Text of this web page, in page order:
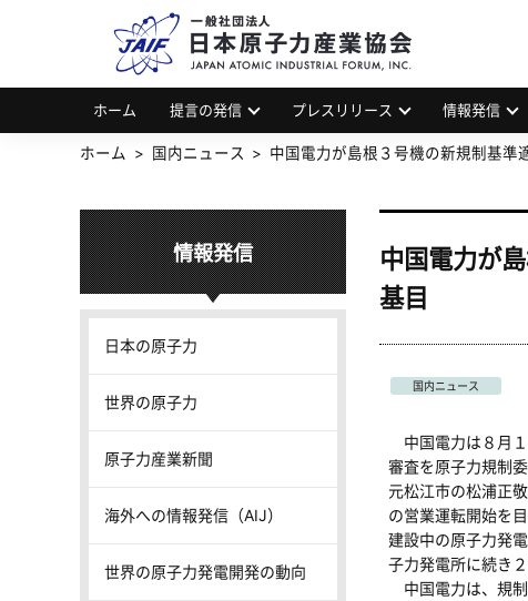
JAPAN
ホーム 提言の発信 プレスリリース 情報発信
ホーム 国内ニュース 中国電力が島根３号機の新規制基準
中国電力が
基目
国内ニュース
中国電力は８月
審査を原子力規制
元松江市の松浦正
の営業運転開始を
建設中の原子力発
子力発電所に続き２
中国電力は、規
情報発信
日本の原子力
世界の原子力
原子力産業新聞
海外への情報発信（AIJ）
世界の原子力発電開発の動向